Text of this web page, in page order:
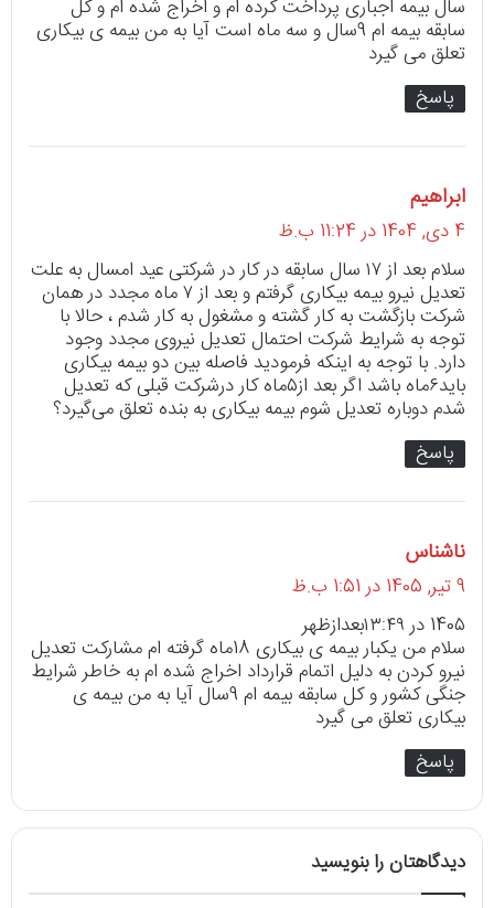
:
سال بیمه اجباری پرداخت کرده ام و اخراج شده ام و کل
سابقه بیمه ام 9سال و سه ماه است آیا به من بیمه ی بیکاری
تعلق می گیرد
پاسخ
ابراهیم
ف
ت
:
4 دی, 1404 در 11:24 ب.ظ
سلام بعد از ۱۷ سال سابقه در کار در شرکتی عید امسال به علت
تعدیل نیرو بیمه بیکاری گرفتم و بعد از ۷ ماه مجدد در همان
شرکت بازگشت به کار گشته و مشغول به کار شدم ، حالا با
توجه به شرایط شرکت احتمال تعدیل نیروی مجدد وجود
دارد‌. با توجه به اینکه فرمودید فاصله بین دو بیمه بیکاری
باید۶ماه باشد اگر بعد از۵ماه کار درشرکت قبلی که تعدیل
شدم دوباره تعدیل شوم بیمه بیکاری به بنده تعلق می‌گیرد؟
پاسخ
ناشناس
ف
ت
:
9 تیر, 1405 در 1:51 ب.ظ
140۵ در ۱۳:۴۹بعدازظهر
سلام من یکبار بیمه ی بیکاری 18ماه گرفته ام مشارکت تعدیل
نیرو کردن به دلیل اتمام قرارداد اخراج شده ام به خاطر شرایط
جنگی کشور و کل سابقه بیمه ام 9سال آیا به من بیمه ی
بیکاری تعلق می گیرد
پاسخ
دیدگاهتان را بنویسید